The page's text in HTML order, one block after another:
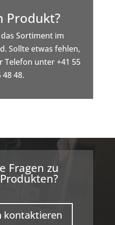
Produkt?
Sortiment im
Sollte etwas fehlen,
Telefon unter +41 55
48 48.
Fragen zu
kontaktieren